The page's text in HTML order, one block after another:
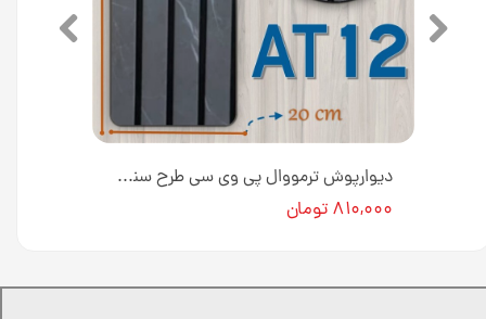
دیوارپوش ترمووال پی وی سی طرح سنگ طوسی 20 سانت کد AT12 [انبار تهران]
۸۱۰,۰۰۰ تومان